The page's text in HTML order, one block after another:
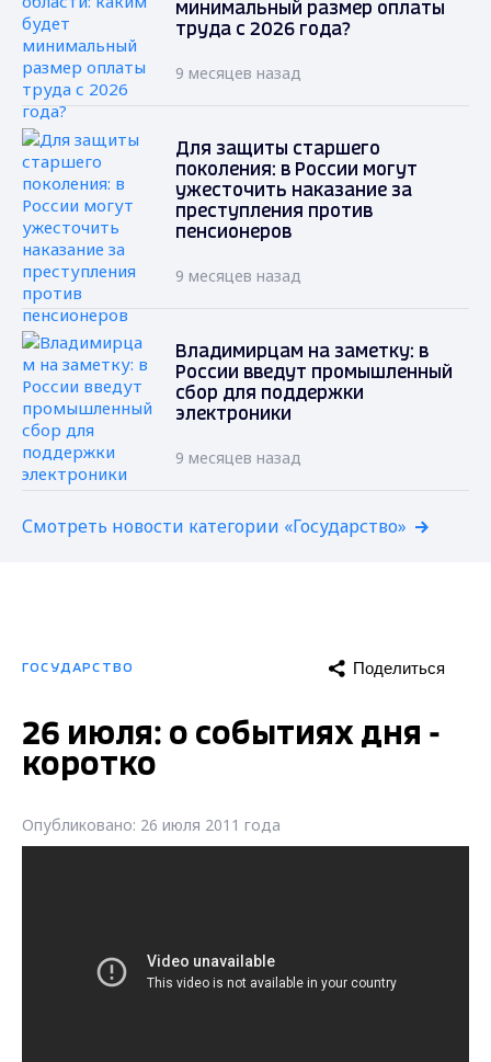
минимальный размер оплаты
труда с 2026 года?
9 месяцев назад
Для защиты старшего
поколения: в России могут
ужесточить наказание за
преступления против
пенсионеров
9 месяцев назад
Владимирцам на заметку: в
России введут промышленный
сбор для поддержки
электроники
9 месяцев назад
Смотреть новости категории «Государство»
ГОСУДАРСТВО Поделиться
26 июля: о событиях дня -
коротко
Опубликовано: 26 июля 2011 года